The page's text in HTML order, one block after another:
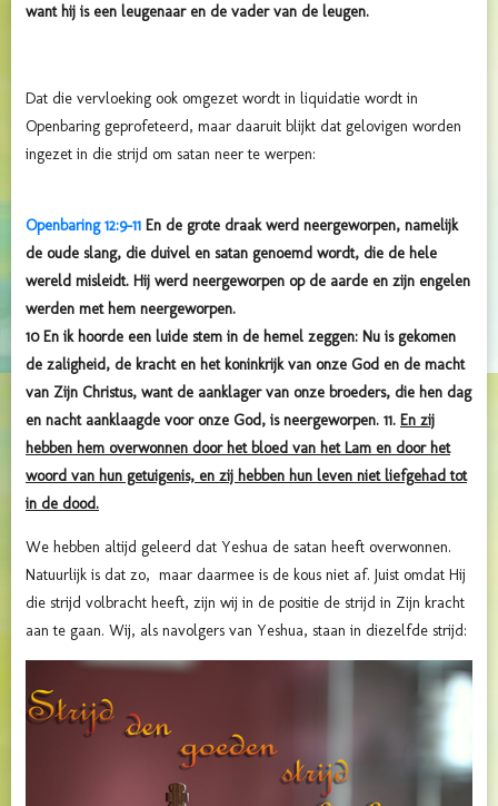
want hij is een leugenaar en de vader van de leugen.
Dat die vervloeking ook omgezet wordt in liquidatie wordt in
Openbaring geprofeteerd, maar daaruit blijkt dat gelovigen worden
ingezet in die strijd om satan neer te werpen:
Openbaring 12:9-11 En de grote draak werd neergeworpen, namelijk
de oude slang, die duivel en satan genoemd wordt, die de hele
wereld misleidt. Hij werd neergeworpen op de aarde en zijn engelen
werden met hem neergeworpen.
10 En ik hoorde een luide stem in de hemel zeggen: Nu is gekomen
de zaligheid, de kracht en het koninkrijk van onze God en de macht
van Zijn Christus, want de aanklager van onze broeders, die hen dag
en nacht aanklaagde voor onze God, is neergeworpen. 11. En zij
hebben hem overwonnen door het bloed van het Lam en door het
woord van hun getuigenis, en zij hebben hun leven niet liefgehad tot
in de dood.
We hebben altijd geleerd dat Yeshua de satan heeft overwonnen.
Natuurlijk is dat zo, maar daarmee is de kous niet af. Juist omdat Hij
die strijd volbracht heeft, zijn wij in de positie de strijd in Zijn kracht
aan te gaan. Wij, als navolgers van Yeshua, staan in diezelfde strijd: